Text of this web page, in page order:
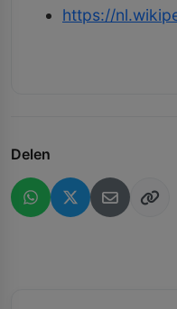
https://
Delen